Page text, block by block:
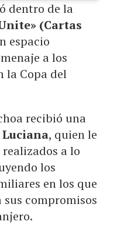
dentro de la
(Cartas
espacio
a los
la Copa del
recibió una
Luciana, quien le
a lo
los
en los que
compromisos